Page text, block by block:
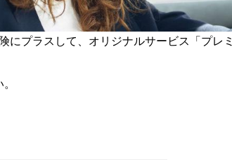
プラスして、オリジナルサービス「プレミ